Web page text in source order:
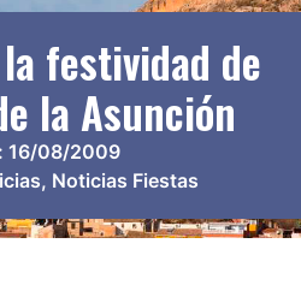
festividad de
la Asunción
16/08/2009
, Noticias Fiestas